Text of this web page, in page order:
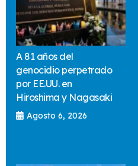
A 81 años del
genocidio perpetrado
por EE.UU. en
Hiroshima y Nagasaki
Agosto 6, 2026